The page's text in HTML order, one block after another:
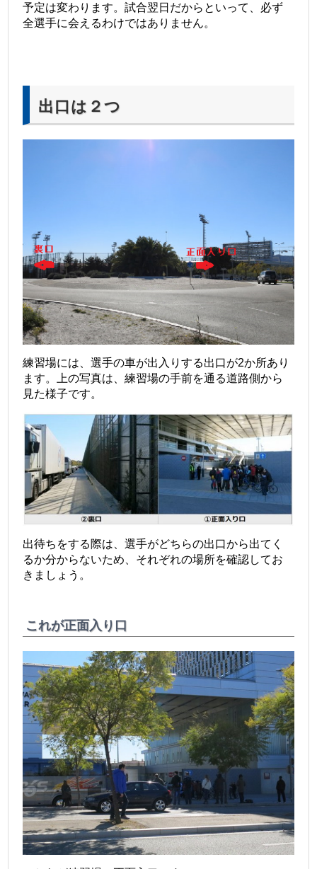
予定は変わります。試合翌日だからといって、必ず
全選手に会えるわけではありません。
出口は２つ
練習場には、選手の車が出入りする出口が2か所あり
ます。上の写真は、練習場の手前を通る道路側から
見た様子です。
出待ちをする際は、選手がどちらの出口から出てく
るか分からないため、それぞれの場所を確認してお
きましょう。
これが正面入り口